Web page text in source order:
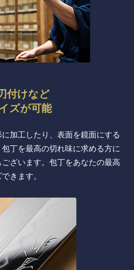
付けなど
ズが可能
加工したり、表面を鏡面にする
丁を最高の切れ味に求める方に
ざいます。包丁をあなたの最高
きます。